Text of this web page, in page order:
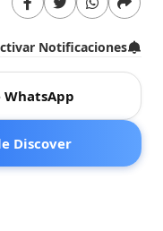
Notificaciones
Discover